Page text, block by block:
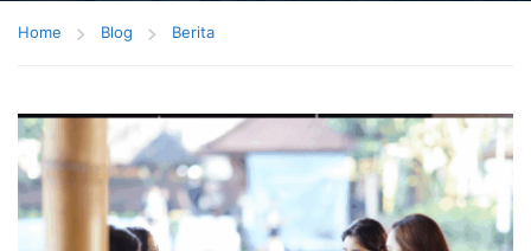
Home Blog Berita